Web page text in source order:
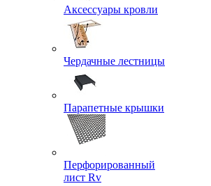
Аксессуары кровли
Чердачные лестницы
Парапетные крышки
Перфорированный
лист Rv